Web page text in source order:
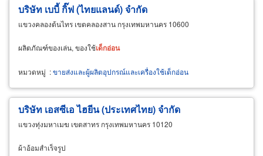
บริษัท เบบี้ กิ๊ฟ (ไทยแลนด์) จำกัด
แขวงคลองต้นไทร เขตคลองสาน กรุงเทพมหานคร 10600
ผลิตภัณฑ์ของเล่น, ของใช้เด็กอ่อน
หมวดหมู่ :ขายส่งและผู้ผลิตอุปกรณ์และเครื่องใช้เด็กอ่อน
บริษัท เอสซีเอ ไฮยีน (ประเทศไทย) จำกัด
แขวงทุ่งมหาเมฆ เขตสาทร กรุงเทพมหานคร 10120
ผ้าอ้อมสำเร็จรูป